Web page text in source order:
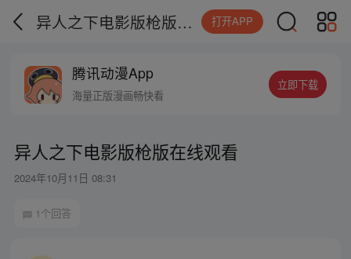
异人之下电影版枪版在线观看 打开APP
腾讯动漫App
海量正版漫画畅快看
立即下载
异人之下电影版枪版在线观看
2024年10月11日 08:31
1个回答